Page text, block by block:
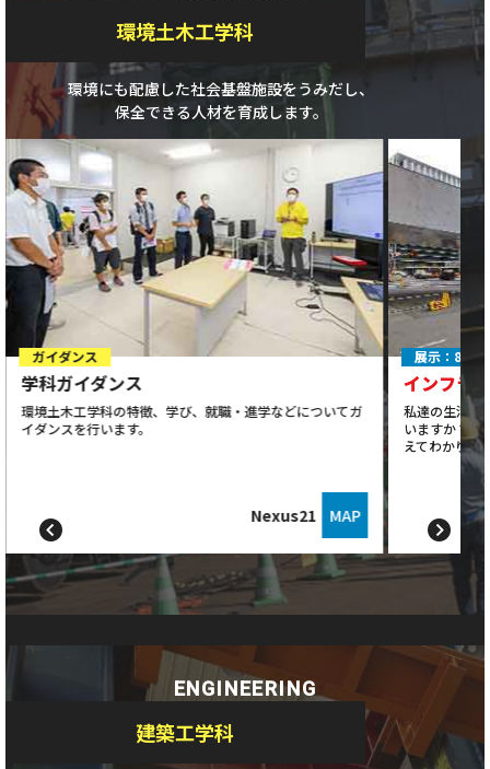
環境土木工学科
環境にも配慮した社会基盤施設をうみだし、
保全できる人材を育成します。
ガイダンス
学科ガイダンス
環境土木工学科の特徴、学び、就職・進学などについてガ
イダンスを行います。
Nexus21 MAP
展示：8月9
インフラ
私達の生活
いますか？イ
えてわかりや
ENGINEERING
建築工学科